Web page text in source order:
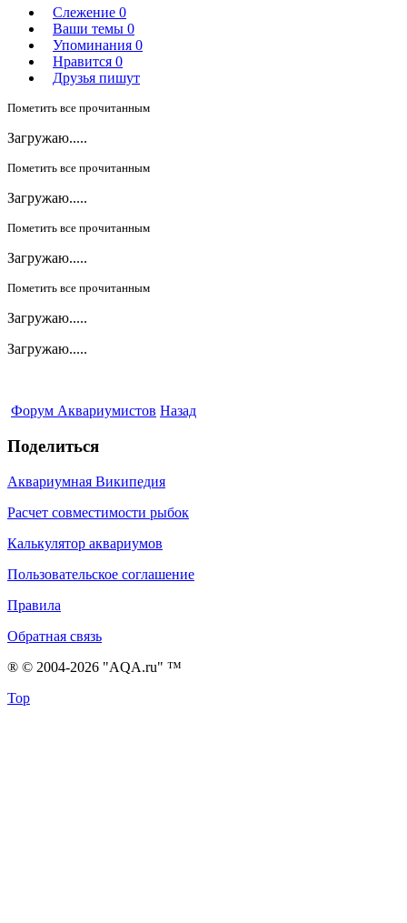
Слежение 0
Ваши темы 0
Упоминания 0
Нравится 0
Друзья пишут
Пометить все прочитанным
Загружаю.....
Пометить все прочитанным
Загружаю.....
Пометить все прочитанным
Загружаю.....
Пометить все прочитанным
Загружаю.....
Загружаю.....
Форум Аквариумистов Назад
Поделиться
Аквариумная Википедия
Расчет совместимости рыбок
Калькулятор аквариумов
Пользовательское соглашение
Правила
Обратная связь
® © 2004-2026 "AQA.ru" ™
Top